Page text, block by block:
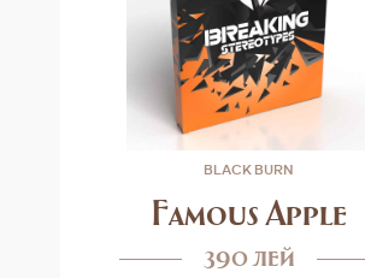
BLACK BURN
Famous Apple
390 лей